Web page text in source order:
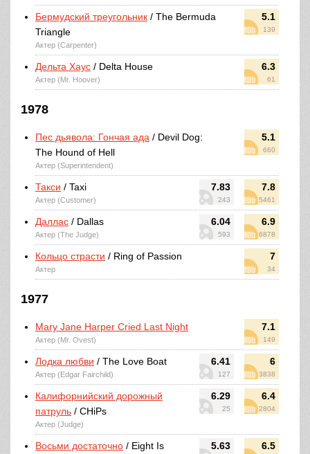
5.1
139
Бермудский треугольник / The Bermuda
Triangle
Актер (Carpenter)
6.3
61
Дельта Хаус / Delta House
Актер (Mr. Hoover)
1978
5.1
660
Пес дьявола: Гончая ада / Devil Dog:
The Hound of Hell
Актер (Superintendent)
7.83
243
7.8
5461
Такси / Taxi
Актер (Customer)
6.04
593
6.9
6878
Даллас / Dallas
Актер (The Judge)
7
34
Кольцо страсти / Ring of Passion
Актер
1977
7.1
149
Mary Jane Harper Cried Last Night
Актер (Mr. Ovest)
6.41
127
6
3838
Лодка любви / The Love Boat
Актер (Edgar Fairchild)
6.29
25
6.4
2804
Калифорнийский дорожный
патруль / CHiPs
Актер (Judge)
5.63 6.5
Восьми достаточно / Eight Is